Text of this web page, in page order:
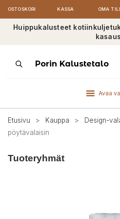
OSTOSKORI KASSA OMA TILI
Huippukalusteet
ProductsPorin Kalustetalo
Avaa
Etusivu > Kauppa > Design-
pöytävalaisin
Tuoteryhmät